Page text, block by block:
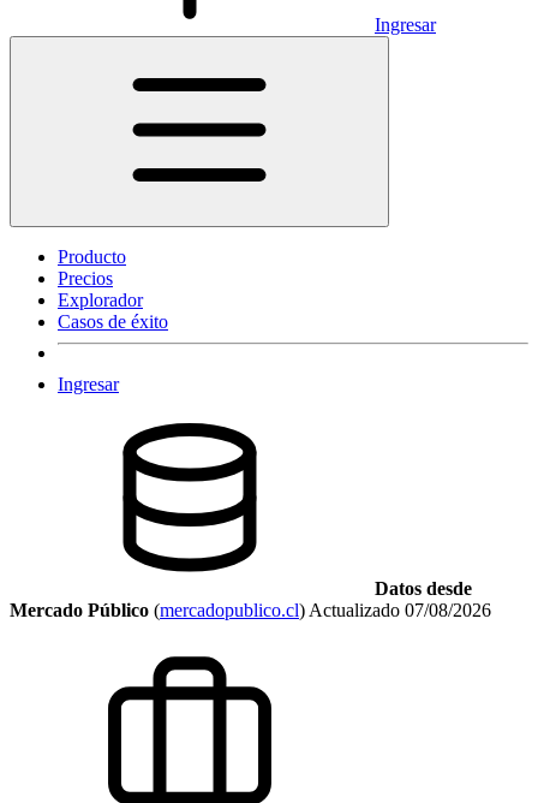
Ingresar
Producto
Precios
Explorador
Casos de éxito
Ingresar
Datos desde
Mercado Público (mercadopublico.cl) Actualizado 07/08/2026